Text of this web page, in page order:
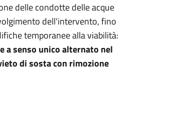
delle condotte delle acque
dell'intervento, fino
temporanee alla viabilità:
a senso unico alternato nel
di sosta con rimozione